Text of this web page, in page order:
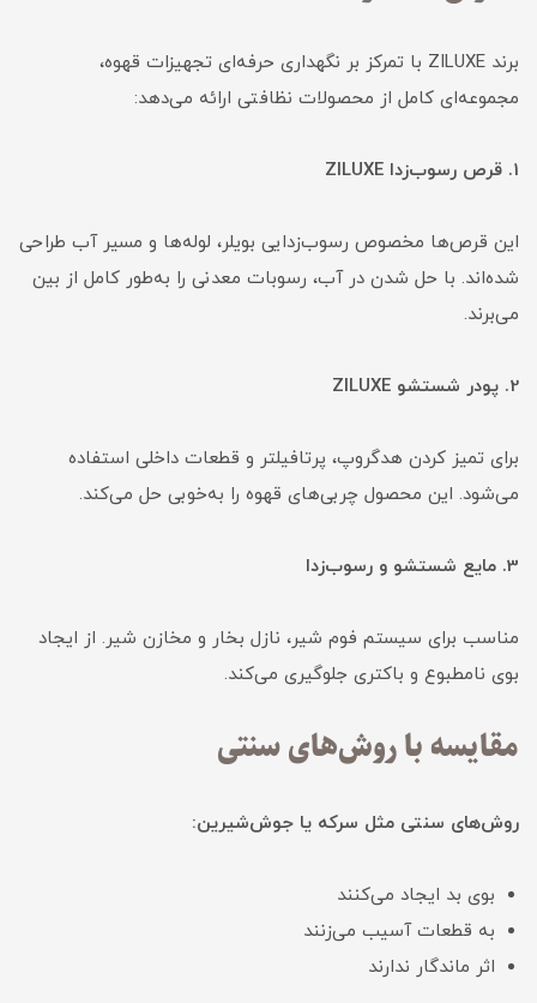
برند ZILUXE با تمرکز بر نگهداری حرفه‌ای تجهیزات قهوه،
مجموعه‌ای کامل از محصولات نظافتی ارائه می‌دهد:
1. قرص رسوب‌زدا ZILUXE
این قرص‌ها مخصوص رسوب‌زدایی بویلر، لوله‌ها و مسیر آب طراحی
شده‌اند. با حل شدن در آب، رسوبات معدنی را به‌طور کامل از بین
می‌برند.
2. پودر شستشو ZILUXE
برای تمیز کردن هدگروپ، پرتافیلتر و قطعات داخلی استفاده
می‌شود. این محصول چربی‌های قهوه را به‌خوبی حل می‌کند.
3. مایع شستشو و رسوب‌زدا
مناسب برای سیستم فوم شیر، نازل بخار و مخازن شیر. از ایجاد
بوی نامطبوع و باکتری جلوگیری می‌کند.
مقایسه با روش‌های سنتی
روش‌های سنتی مثل سرکه یا جوش‌شیرین:
بوی بد ایجاد می‌کنند
به قطعات آسیب می‌زنند
اثر ماندگار ندارند